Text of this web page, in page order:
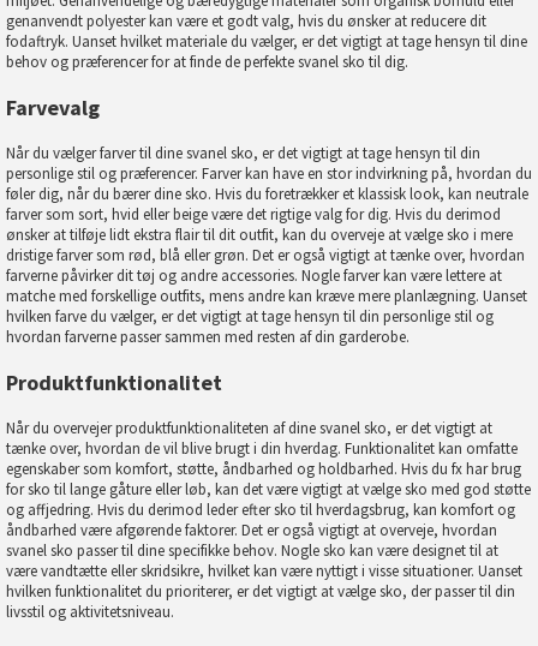
genanvendt polyester kan være et godt valg, hvis du ønsker at reducere dit
fodaftryk. Uanset hvilket materiale du vælger, er det vigtigt at tage hensyn til dine
behov og præferencer for at finde de perfekte svanel sko til dig.
Farvevalg
Når du vælger farver til dine svanel sko, er det vigtigt at tage hensyn til din
personlige stil og præferencer. Farver kan have en stor indvirkning på, hvordan du
føler dig, når du bærer dine sko. Hvis du foretrækker et klassisk look, kan neutrale
farver som sort, hvid eller beige være det rigtige valg for dig. Hvis du derimod
ønsker at tilføje lidt ekstra flair til dit outfit, kan du overveje at vælge sko i mere
dristige farver som rød, blå eller grøn. Det er også vigtigt at tænke over, hvordan
farverne påvirker dit tøj og andre accessories. Nogle farver kan være lettere at
matche med forskellige outfits, mens andre kan kræve mere planlægning. Uanset
hvilken farve du vælger, er det vigtigt at tage hensyn til din personlige stil og
hvordan farverne passer sammen med resten af din garderobe.
Produktfunktionalitet
Når du overvejer produktfunktionaliteten af dine svanel sko, er det vigtigt at
tænke over, hvordan de vil blive brugt i din hverdag. Funktionalitet kan omfatte
egenskaber som komfort, støtte, åndbarhed og holdbarhed. Hvis du fx har brug
for sko til lange gåture eller løb, kan det være vigtigt at vælge sko med god støtte
og affjedring. Hvis du derimod leder efter sko til hverdagsbrug, kan komfort og
åndbarhed være afgørende faktorer. Det er også vigtigt at overveje, hvordan
svanel sko passer til dine specifikke behov. Nogle sko kan være designet til at
være vandtætte eller skridsikre, hvilket kan være nyttigt i visse situationer. Uanset
hvilken funktionalitet du prioriterer, er det vigtigt at vælge sko, der passer til din
livsstil og aktivitetsniveau.